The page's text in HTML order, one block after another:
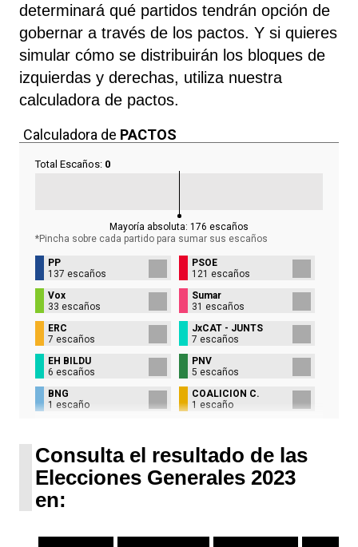
determinará qué partidos tendrán opción de
gobernar a través de los pactos. Y si quieres
simular cómo se distribuirán los bloques de
izquierdas y derechas, utiliza nuestra
calculadora de pactos.
Calculadora de PACTOS
Total Escaños: 0
Mayoría absoluta: 176 escaños
*Pincha sobre cada partido para sumar sus escaños
PP
137 escaños
PSOE
121 escaños
Vox
33 escaños
Sumar
31 escaños
ERC
7 escaños
JxCAT - JUNTS
7 escaños
EH BILDU
6 escaños
PNV
5 escaños
BNG
1 escaño
COALICIÓN C.
1 escaño
Consulta el resultado de las
Elecciones Generales 2023
en: